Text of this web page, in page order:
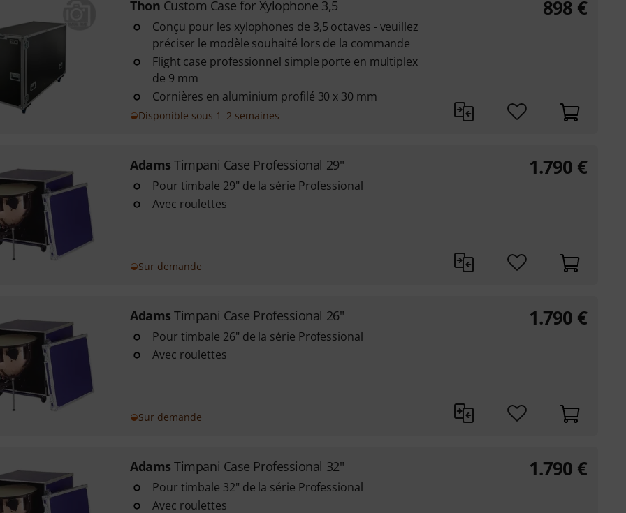
Thon Custom Case for Xylophone 3,5
Conçu pour les xylophones de 3,5 octaves - veuillez
préciser le modèle souhaité lors de la commande
Flight case professionnel simple porte en multiplex
de 9 mm
Cornières en aluminium profilé 30 x 30 mm
Disponible sous 1–2 semaines
898 €
Adams Timpani Case Professional 29"
Pour timbale 29" de la série Professional
Avec roulettes
Sur demande
1.790 €
Adams Timpani Case Professional 26"
Pour timbale 26" de la série Professional
Avec roulettes
Sur demande
1.790 €
Adams Timpani Case Professional 32"
Pour timbale 32" de la série Professional
Avec roulettes
1.790 €